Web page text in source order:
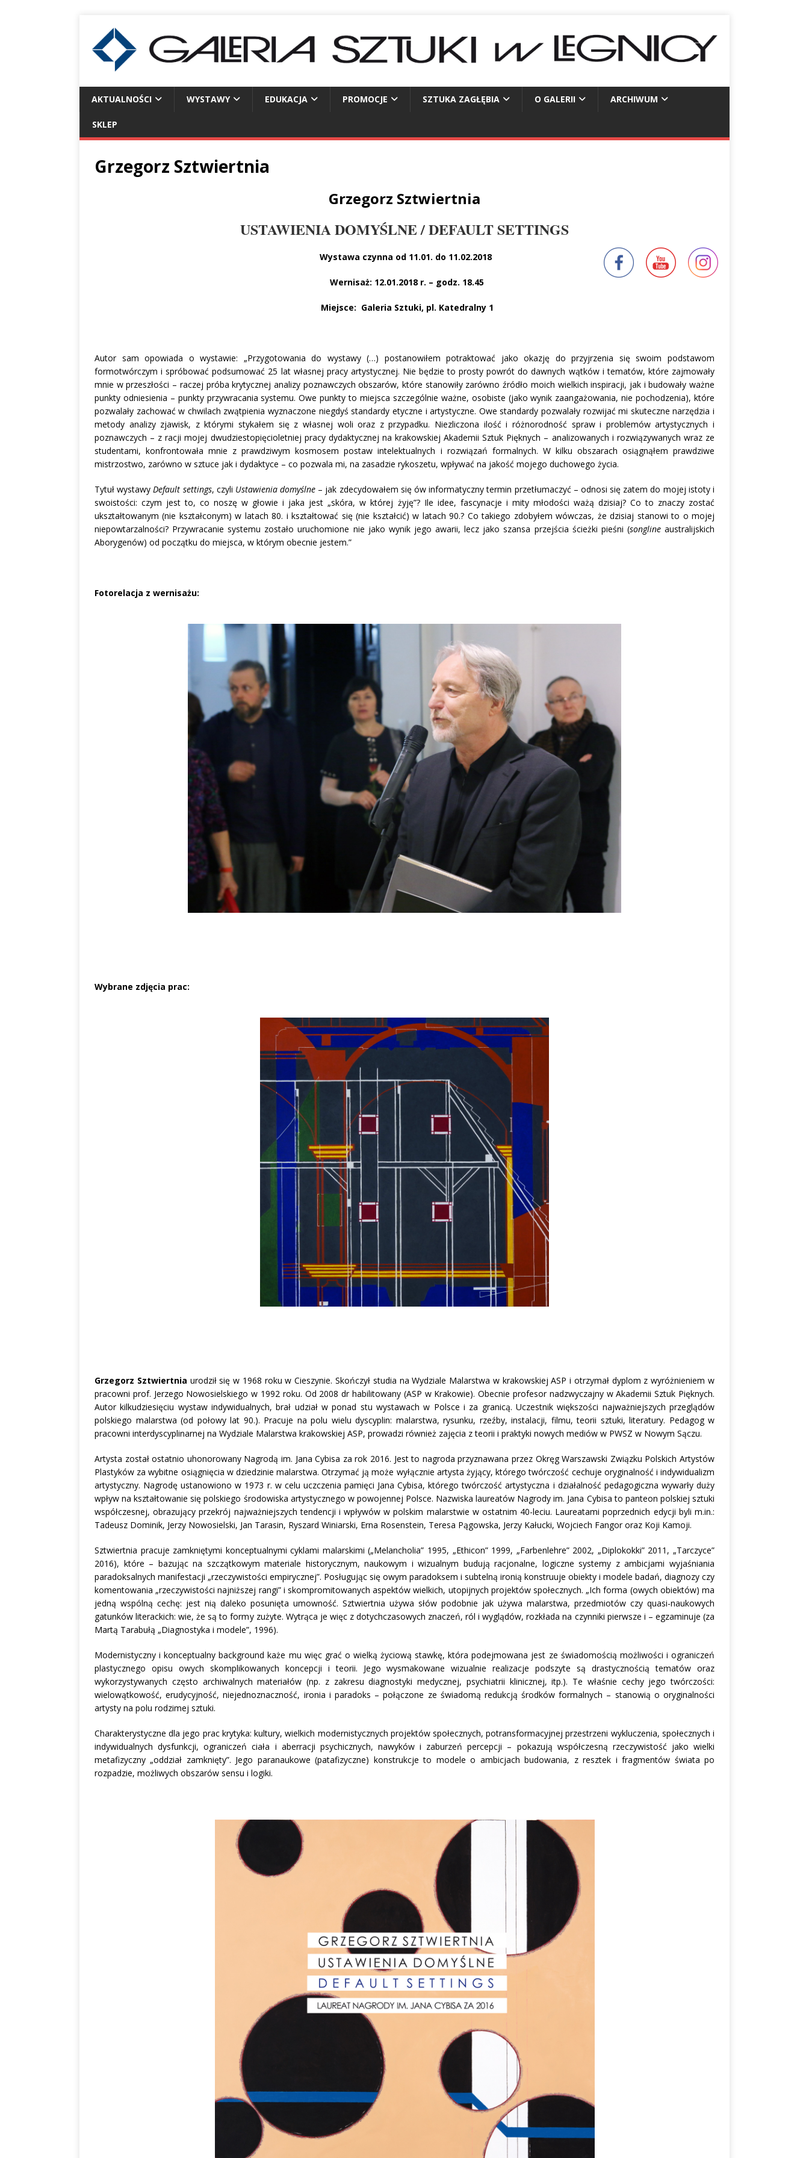
AKTUALNOŚCI WYSTAWY EDUKACJA PROMOCJE SZTUKA ZAGŁĘBIA O GALERII ARCHIWUM
SKLEP
Grzegorz Sztwiertnia
Grzegorz Sztwiertnia
USTAWIENIA DOMYŚLNE / DEFAULT SETTINGS
Wystawa czynna od 11.01. do 11.02.2018
Wernisaż: 12.01.2018 r. – godz. 18.45
Miejsce: Galeria Sztuki, pl. Katedralny 1
Autor sam opowiada o wystawie: „Przygotowania do wystawy (…) postanowiłem potraktować jako okazję do przyjrzenia się swoim podstawom
formotwórczym i spróbować podsumować 25 lat własnej pracy artystycznej. Nie będzie to prosty powrót do dawnych wątków i tematów, które zajmowały
mnie w przeszłości – raczej próba krytycznej analizy poznawczych obszarów, które stanowiły zarówno źródło moich wielkich inspiracji, jak i budowały ważne
punkty odniesienia – punkty przywracania systemu. Owe punkty to miejsca szczególnie ważne, osobiste (jako wynik zaangażowania, nie pochodzenia), które
pozwalały zachować w chwilach zwątpienia wyznaczone niegdyś standardy etyczne i artystyczne. Owe standardy pozwalały rozwijać mi skuteczne narzędzia i
metody analizy zjawisk, z którymi stykałem się z własnej woli oraz z przypadku. Niezliczona ilość i różnorodność spraw i problemów artystycznych i
poznawczych – z racji mojej dwudziestopięcioletniej pracy dydaktycznej na krakowskiej Akademii Sztuk Pięknych – analizowanych i rozwiązywanych wraz ze
studentami, konfrontowała mnie z prawdziwym kosmosem postaw intelektualnych i rozwiązań formalnych. W kilku obszarach osiągnąłem prawdziwe
mistrzostwo, zarówno w sztuce jak i dydaktyce – co pozwala mi, na zasadzie rykoszetu, wpływać na jakość mojego duchowego życia.
Tytuł wystawyDefault settings, czyli Ustawienia domyślne – jak zdecydowałem się ów informatyczny termin przetłumaczyć – odnosi się zatem do mojej istoty i
swoistości: czym jest to, co noszę w głowie i jaka jest „skóra, w której żyję”? Ile idee, fascynacje i mity młodości ważą dzisiaj? Co to znaczy zostać
ukształtowanym (nie kształconym) w latach 80. i kształtować się (nie kształcić) w latach 90.? Co takiego zdobyłem wówczas, że dzisiaj stanowi to o mojej
niepowtarzalności? Przywracanie systemu zostało uruchomione nie jako wynik jego awarii, lecz jako szansa przejścia ścieżki pieśni (songlineaustralijskich
Aborygenów) od początku do miejsca, w którym obecnie jestem.”
Fotorelacja z wernisażu:
Wybrane zdjęcia prac:
Grzegorz Sztwiertnia urodził się w 1968 roku w Cieszynie. Skończył studia na Wydziale Malarstwa w krakowskiej ASP i otrzymał dyplom z wyróżnieniem w
pracowni prof. Jerzego Nowosielskiego w 1992 roku. Od 2008 dr habilitowany (ASP w Krakowie). Obecnie profesor nadzwyczajny w Akademii Sztuk Pięknych.
Autor kilkudziesięciu wystaw indywidualnych, brał udział w ponad stu wystawach w Polsce i za granicą. Uczestnik większości najważniejszych przeglądów
polskiego malarstwa (od połowy lat 90.). Pracuje na polu wielu dyscyplin: malarstwa, rysunku, rzeźby, instalacji, filmu, teorii sztuki, literatury. Pedagog w
pracowni interdyscyplinarnej na Wydziale Malarstwa krakowskiej ASP, prowadzi również zajęcia z teorii i praktyki nowych mediów w PWSZ w Nowym Sączu.
Artysta został ostatnio uhonorowany Nagrodą im. Jana Cybisa za rok 2016. Jest to nagroda przyznawana przez Okręg Warszawski Związku Polskich Artystów
Plastyków za wybitne osiągnięcia w dziedzinie malarstwa. Otrzymać ją może wyłącznie artysta żyjący, którego twórczość cechuje oryginalność i indywidualizm
artystyczny. Nagrodę ustanowiono w 1973 r. w celu uczczenia pamięci Jana Cybisa, którego twórczość artystyczna i działalność pedagogiczna wywarły duży
wpływ na kształtowanie się polskiego środowiska artystycznego w powojennej Polsce. Nazwiska laureatów Nagrody im. Jana Cybisa to panteon polskiej sztuki
współczesnej, obrazujący przekrój najważniejszych tendencji i wpływów w polskim malarstwie w ostatnim 40-leciu. Laureatami poprzednich edycji byli m.in.:
Tadeusz Dominik, Jerzy Nowosielski, Jan Tarasin, Ryszard Winiarski, Erna Rosenstein, Teresa Pągowska, Jerzy Kałucki, Wojciech Fangor oraz Koji Kamoji.
Sztwiertnia pracuje zamkniętymi konceptualnymi cyklami malarskimi („Melancholia” 1995, „Ethicon” 1999, „Farbenlehre” 2002, „Diplokokki” 2011, „Tarczyce”
2016), które – bazując na szczątkowym materiale historycznym, naukowym i wizualnym budują racjonalne, logiczne systemy z ambicjami wyjaśniania
paradoksalnych manifestacji „rzeczywistości empirycznej”. Posługując się owym paradoksem i subtelną ironią konstruuje obiekty i modele badań, diagnozy czy
komentowania „rzeczywistości najniższej rangi” i skompromitowanych aspektów wielkich, utopijnych projektów społecznych. „Ich forma (owych obiektów) ma
jedną wspólną cechę: jest nią daleko posunięta umowność. Sztwiertnia używa słów podobnie jak używa malarstwa, przedmiotów czy quasi-naukowych
gatunków literackich: wie, że są to formy zużyte. Wytrąca je więc z dotychczasowych znaczeń, ról i wyglądów, rozkłada na czynniki pierwsze i – egzaminuje (za
Martą Tarabułą „Diagnostyka i modele”, 1996).
Modernistyczny i konceptualny background każe mu więc grać o wielką życiową stawkę, która podejmowana jest ze świadomością możliwości i ograniczeń
plastycznego opisu owych skomplikowanych koncepcji i teorii. Jego wysmakowane wizualnie realizacje podszyte są drastycznością tematów oraz
wykorzystywanych często archiwalnych materiałów (np. z zakresu diagnostyki medycznej, psychiatrii klinicznej, itp.). Te właśnie cechy jego twórczości:
wielowątkowość, erudycyjność, niejednoznaczność, ironia i paradoks – połączone ze świadomą redukcją środków formalnych – stanowią o oryginalności
artysty na polu rodzimej sztuki.
Charakterystyczne dla jego prac krytyka: kultury, wielkich modernistycznych projektów społecznych, potransformacyjnej przestrzeni wykluczenia, społecznych i
indywidualnych dysfunkcji, ograniczeń ciała i aberracji psychicznych, nawyków i zaburzeń percepcji – pokazują współczesną rzeczywistość jako wielki
metafizyczny „oddział zamknięty”. Jego paranaukowe (patafizyczne) konstrukcje to modele o ambicjach budowania, z resztek i fragmentów świata po
rozpadzie, możliwych obszarów sensu i logiki.